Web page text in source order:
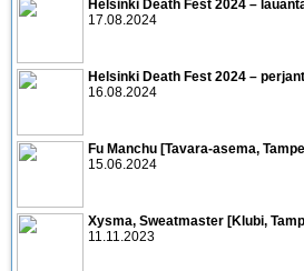
Helsinki Death Fest 2024 –
17.08.2024
Helsinki Death Fest 2024 –
16.08.2024
Fu Manchu [Tavara-asema,
15.06.2024
Xysma, Sweatmaster [Klubi,
11.11.2023